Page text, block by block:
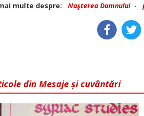
multe despre: Naşterea Domnului-
din Mesaje și cuvântări